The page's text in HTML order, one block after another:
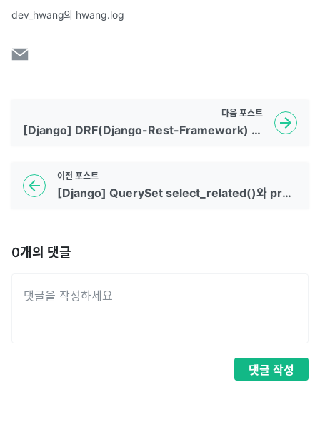
dev_hwang의 hwang.log
이전 포스트
[Django] QuerySet select_related()와 prefetch_related()
다음 포스트
[Django] DRF(Django-Rest-Framework) Tutorial
0개의 댓글
댓글 작성